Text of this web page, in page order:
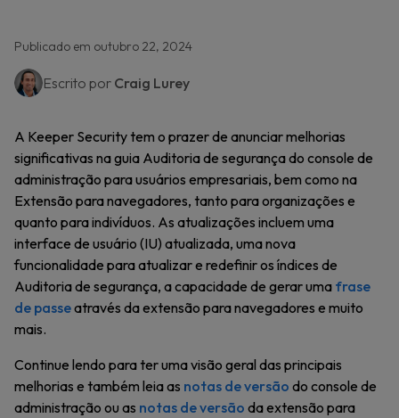
Publicado em outubro 22, 2024
Escrito por Craig Lurey
A Keeper Security tem o prazer de anunciar melhorias
significativas na guia Auditoria de segurança do console de
administração para usuários empresariais, bem como na
Extensão para navegadores, tanto para organizações e
quanto para indivíduos. As atualizações incluem uma
interface de usuário (IU) atualizada, uma nova
funcionalidade para atualizar e redefinir os índices de
Auditoria de segurança, a capacidade de gerar uma frase
de passeatravés da extensão para navegadores e muito
mais.
Continue lendo para ter uma visão geral das principais
melhorias e também leia as notas de versão do console de
administração ou as notas de versão da extensão para